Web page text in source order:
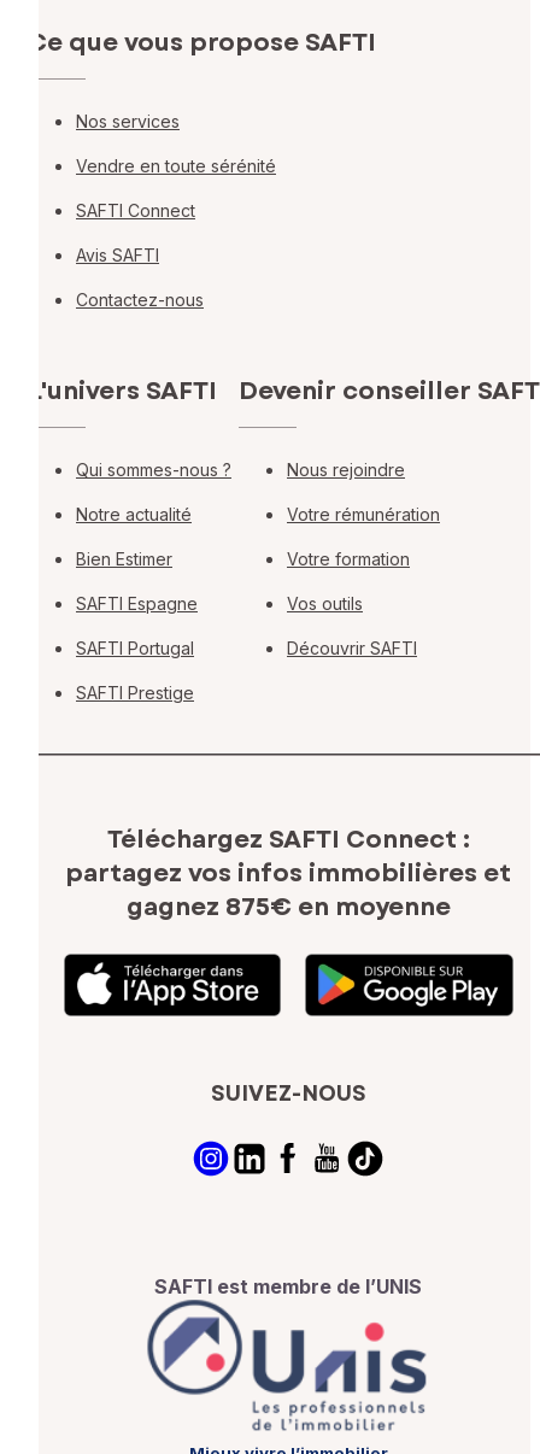
Ce que vous propose SAFTI
Nos services
Vendre en toute sérénité
SAFTI Connect
Avis SAFTI
Contactez-nous
L'univers SAFTI
Qui sommes-nous ?
Notre actualité
Bien Estimer
SAFTI Espagne
SAFTI Portugal
SAFTI Prestige
Devenir conseiller
Nous rejoindre
Votre rémunération
Votre formation
Vos outils
Découvrir SAFTI
Téléchargez SAFTI Connect :
partagez vos infos immobilières et
gagnez 875€ en moyenne
SUIVEZ-NOUS
SAFTI est membre de l’UNIS